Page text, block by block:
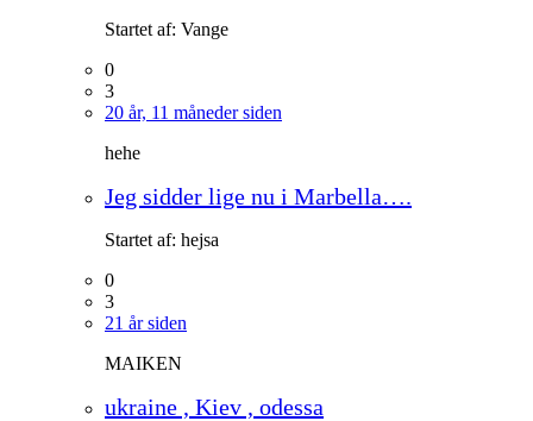
Startet af: Vange
0
3
20 år, 11 måneder siden
hehe
Jeg sidder lige nu i Marbella….
Startet af: hejsa
0
3
21 år siden
MAIKEN
ukraine , Kiev , odessa